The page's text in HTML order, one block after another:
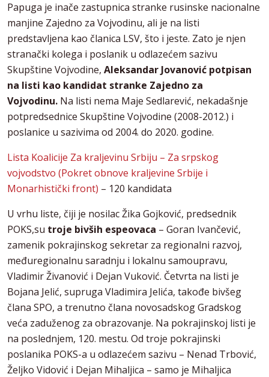
Papuga je inače zastupnica stranke rusinske nacionalne
manjine Zajedno za Vojvodinu, ali je na listi
predstavljena kao članica LSV, što i jeste. Zato je njen
stranački kolega i poslanik u odlazećem sazivu
Skupštine Vojvodine, Aleksandar Jovanović potpisan
na listi kao kandidat stranke Zajedno za
Vojvodinu. Na listi nema Maje Sedlarević, nekadašnje
potpredsednice Skupštine Vojvodine (2008-2012.) i
poslanice u sazivima od 2004. do 2020. godine.
Lista Koalicije Za kraljevinu Srbiju – Za srpskog
vojvodstvo (Pokret obnove kraljevine Srbije i
Monarhistički front) – 120 kandidata
U vrhu liste, čiji je nosilac Žika Gojković, predsednik
POKS,su troje bivših espeovaca – Goran Ivančević,
zamenik pokrajinskog sekretar za regionalni razvoj,
međuregionalnu saradnju i lokalnu samoupravu,
Vladimir Živanović i Dejan Vuković. Četvrta na listi je
Bojana Jelić, supruga Vladimira Jelića, takođe bivšeg
člana SPO, a trenutno člana novosadskog Gradskog
veća zaduženog za obrazovanje. Na pokrajinskoj listi je
na poslednjem, 120. mestu. Od troje pokrajinski
poslanika POKS-a u odlazećem sazivu – Nenad Trbović,
Željko Vidović i Dejan Mihaljica – samo je Mihaljica